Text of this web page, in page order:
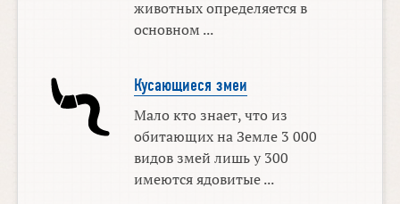
животных определяется в
основном ...
Кусающиеся змеи
Мало кто знает, что из
обитающих на Земле 3 000
видов змей лишь у 300
имеются ядовитые ...